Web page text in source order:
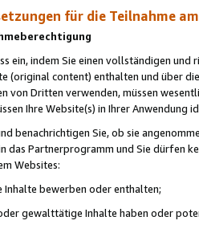
für die Teilnahme
ein, indem Sie einen vollständigen
(original content) enthalten und über
von Dritten verwenden, müssen
Ihre Website(s) in Ihrer Anwendung
benachrichtigen Sie, ob sie
das Partnerprogramm und Sie dürfen
Websites:
Inhalte bewerben oder enthalten;
gewalttätige Inhalte haben oder